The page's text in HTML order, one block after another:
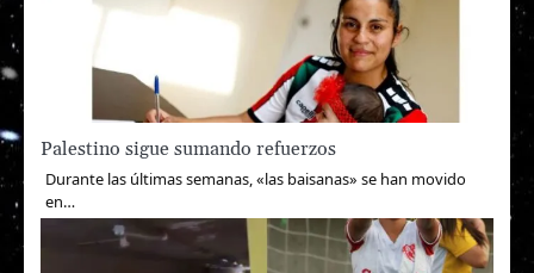
Palestino sigue sumando refuerzos
Durante las últimas semanas, «las baisanas» se han movido
en…